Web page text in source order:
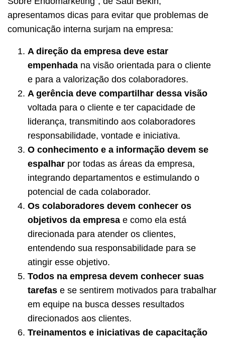
apresentamos dicas para evitar que problemas de
comunicação interna surjam na empresa:
A direção da empresa deve estar
empenhada na visão orientada para o cliente
e para a valorização dos colaboradores.
A gerência deve compartilhar dessa visão
voltada para o cliente e ter capacidade de
liderança, transmitindo aos colaboradores
responsabilidade, vontade e iniciativa.
O conhecimento e a informação devem se
espalhar por todas as áreas da empresa,
integrando departamentos e estimulando o
potencial de cada colaborador.
Os colaboradores devem conhecer os
objetivos da empresa e como ela está
direcionada para atender os clientes,
entendendo sua responsabilidade para se
atingir esse objetivo.
Todos na empresa devem conhecer suas
tarefas e se sentirem motivados para trabalhar
em equipe na busca desses resultados
direcionados aos clientes.
Treinamentos e iniciativas de capacitação